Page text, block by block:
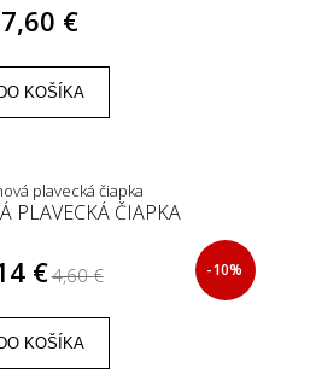
7,60 €
KOŠÍKA
PLAVECKÁ ČIAPKA
€4,60 € -10%
KOŠÍKA